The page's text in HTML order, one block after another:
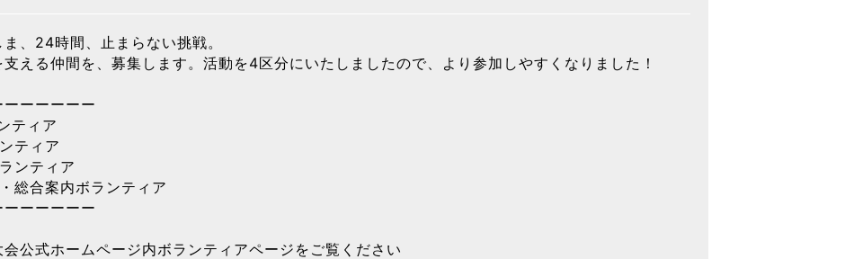
、24時間、止まらない挑戦。
える仲間を、募集します。活動を4区分にいたしましたので、より参加しやすくなりました！
ーーーーー
ティア
ティア
ンティア
総合案内ボランティア
ーーーーー
公式ホームページ内ボランティアページをご覧ください